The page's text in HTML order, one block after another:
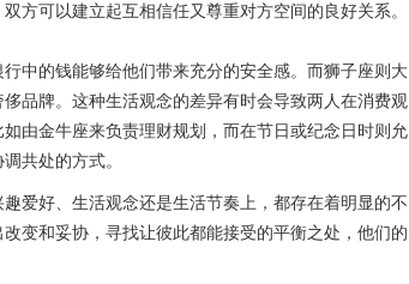
方可以建立起互相信任又尊重对方空间的良好关系。
中的钱能够给他们带来充分的安全感。而狮子座则大
品牌。这种生活观念的差异有时会导致两人在消费观
由金牛座来负责理财规划，而在节日或纪念日时则允
共处的方式。
爱好、生活观念还是生活节奏上，都存在着明显的不
变和妥协，寻找让彼此都能接受的平衡之处，他们的